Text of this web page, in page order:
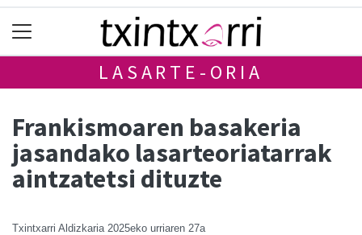
LASARTE-ORIA
Frankismoaren basakeria
jasandako lasarteoriatarrak
aintzatetsi dituzte
Txintxarri Aldizkaria 2025eko urriaren 27a